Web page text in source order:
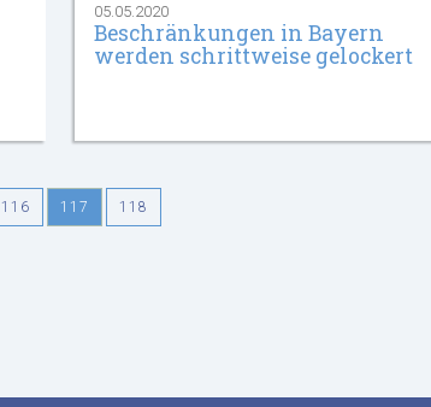
05.05.2020
Beschränkungen in Bayern
werden schrittweise gelockert
116 117 118